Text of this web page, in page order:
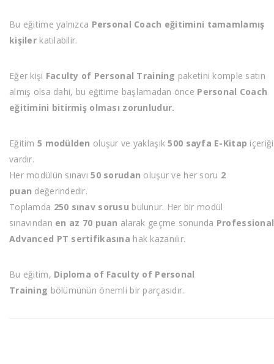
Bu eğitime yalnızca Personal Coach eğitimini tamamlamış
kişilerkatılabilir.
Eğer kişi Faculty of Personal Training paketini komple satın
almış olsa dahi, bu eğitime başlamadan önce Personal Coach
eğitimini bitirmiş olması zorunludur.
Eğitim 5 modülden oluşur ve yaklaşık500 sayfa E-Kitap içeriği
vardır.
Her modülün sınavı50 sorudan oluşur ve her soru 2
puan değerindedir.
Toplamda 250 sınav sorusu bulunur. Her bir modül
sınavından en az 70 puan alarak geçme sonunda Professional
Advanced PT sertifikasına hak kazanılır.
Bu eğitim, Diploma of Faculty of Personal
Training bölümünün önemli bir parçasıdır.